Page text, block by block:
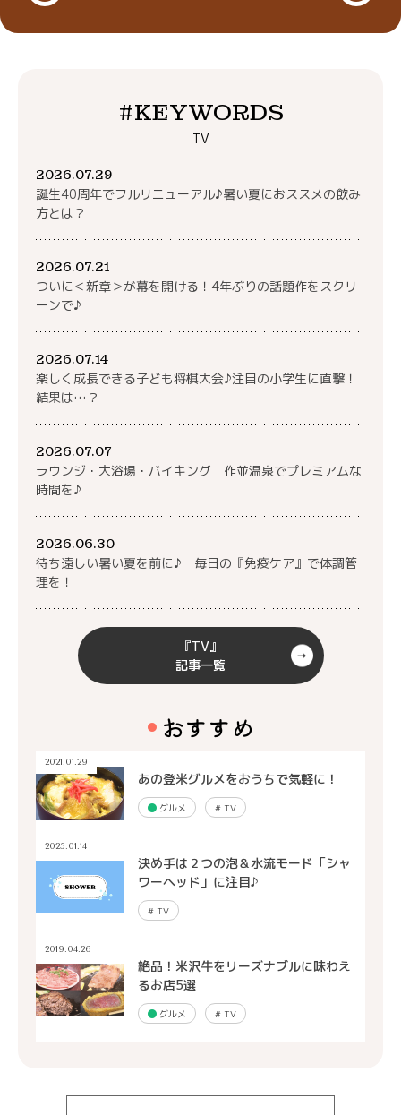
#KEYWORDS
TV
2026.07.29
誕生40周年でフルリニューアル♪暑い夏におススメの飲み
方とは？
2026.07.21
ついに＜新章＞が幕を開ける！4年ぶりの話題作をスクリ
ーンで♪
2026.07.14
楽しく成長できる子ども将棋大会♪注目の小学生に直撃！
結果は…？
2026.07.07
ラウンジ・大浴場・バイキング 作並温泉でプレミアムな
時間を♪
2026.06.30
待ち遠しい暑い夏を前に♪ 毎日の『免疫ケア』で体調管
理を！
『TV』
記事一覧
おすすめ
2021.01.29
あの登米グルメをおうちで気軽に！
グルメ #TV
2025.01.14
決め手は２つの泡＆水流モード「シャ
ワーヘッド」に注目♪
#TV
2019.04.26
絶品！米沢牛をリーズナブルに味わえ
るお店5選
グルメ #TV